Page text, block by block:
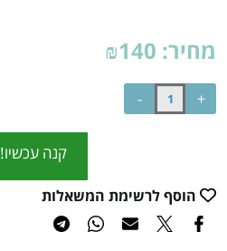
מחיר: ₪140
קנה עכשיו!
הוסף לרשימת המשאלות